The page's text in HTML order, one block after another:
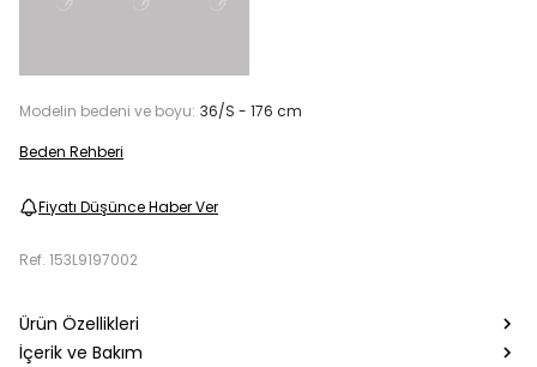
Modelin bedeni ve boyu: 36/S - 176 cm
Beden Rehberi
Fiyatı Düşünce Haber Ver
Ref. 153L9197002
Ürün Özellikleri
İçerik ve Bakım